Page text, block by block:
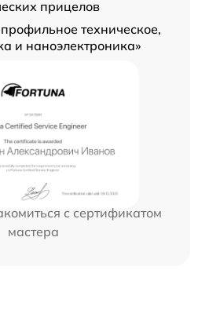
прицелов
профильное техническое,
и наноэлектроника»
с сертификатом
мастера